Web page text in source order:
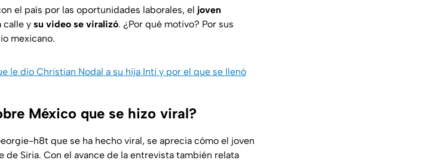
el país por las oportunidades laborales, el joven
calle y su video se viralizó. ¿Por qué motivo? Por sus
mexicano.
le dio Christian Nodal a su hija Inti y por el que se llenó
México que se hizo viral?
h8t que se ha hecho viral, se aprecia cómo el joven
de Siria. Con el avance de la entrevista también relata